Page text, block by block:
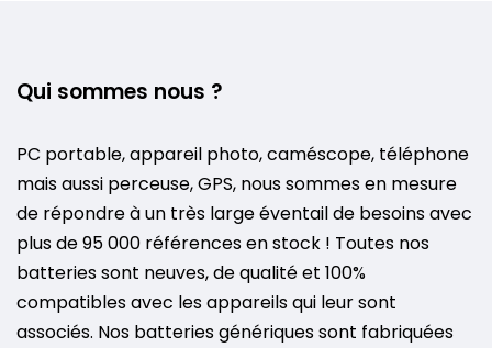
Qui sommes nous ?
PC portable, appareil photo, caméscope, téléphone
mais aussi perceuse, GPS, nous sommes en mesure
de répondre à un très large éventail de besoins avec
plus de 95 000 références en stock ! Toutes nos
batteries sont neuves, de qualité et 100%
compatibles avec les appareils qui leur sont
associés. Nos batteries génériques sont fabriquées